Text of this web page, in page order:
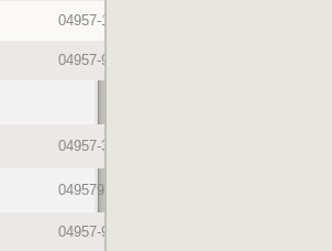
04957-1322
04957-91000
04957-339
049579288816
04957-9284750